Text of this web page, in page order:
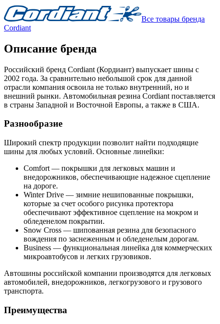
Все товары бренда
Cordiant
Описание бренда
Российский бренд Cordiant (Кордиант) выпускает шины с
2002 года. За сравнительно небольшой срок для данной
отрасли компания освоила не только внутренний, но и
внешний рынки. Автомобильная резина Cordiant поставляется
в страны Западной и Восточной Европы, а также в США.
Разнообразие
Широкий спектр продукции позволит найти подходящие
шины для любых условий. Основные линейки:
Comfort — покрышки для легковых машин и
внедорожников, обеспечивающие надежное сцепление
на дороге.
Winter Drive — зимние нешипованные покрышки,
которые за счет особого рисунка протектора
обеспечивают эффективное сцепление на мокром и
обледенелом покрытии.
Snow Cross — шипованная резина для безопасного
вождения по заснеженным и обледенелым дорогам.
Business — функциональная линейка для коммерческих
микроавтобусов и легких грузовиков.
Автошины российской компании производятся для легковых
автомобилей, внедорожников, легкогрузового и грузового
транспорта.
Преимущества